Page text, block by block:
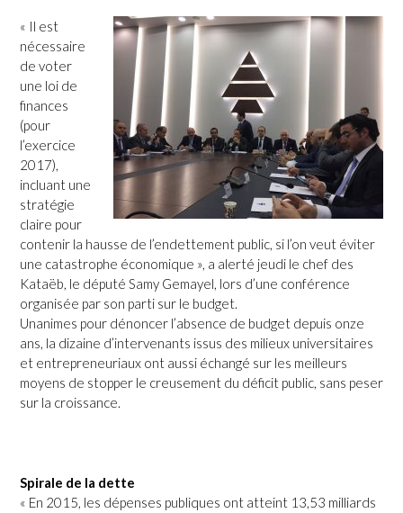
« Il est
nécessaire
de voter
une loi de
finances
(pour
l’exercice
2017),
incluant une
stratégie
claire pour
contenir la hausse de l’endettement public, si l’on veut éviter
une catastrophe économique », a alerté jeudi le chef des
Kataëb, le député Samy Gemayel, lors d’une conférence
organisée par son parti sur le budget.
Unanimes pour dénoncer l’absence de budget depuis onze
ans, la dizaine d’intervenants issus des milieux universitaires
et entrepreneuriaux ont aussi échangé sur les meilleurs
moyens de stopper le creusement du déficit public, sans peser
sur la croissance.
Spirale de la dette
« En 2015, les dépenses publiques ont atteint 13,53 milliards